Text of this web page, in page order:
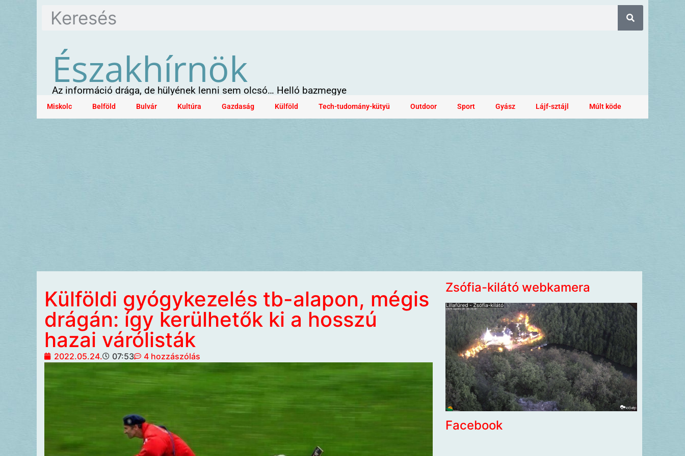
Északhírnök
Az információ drága, de hülyének lenni sem olcsó… Helló bazmegye
Miskolc Belföld Bulvár Kultúra Gazdaság Külföld Tech-tudomány-kütyü Outdoor Sport Gyász Lájf-sztájl Múlt köde
Külföldi gyógykezelés tb-alapon, mégis
drágán: így kerülhetők ki a hosszú
hazai várólisták
2022.05.24. 07:53 4 hozzászólás
Zsófia-kilátó webkamera
Facebook